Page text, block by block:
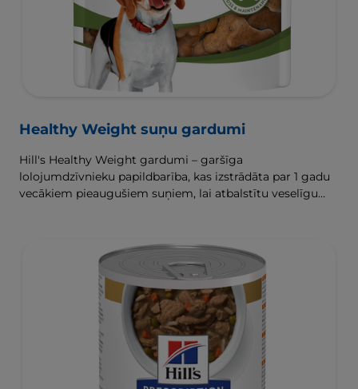
Healthy Weight suņu gardumi
Hill's Healthy Weight gardumi – garšīga
lolojumdzīvnieku papildbarība, kas izstrādāta par 1 gadu
vecākiem pieaugušiem suņiem, lai atbalstītu veselīgu